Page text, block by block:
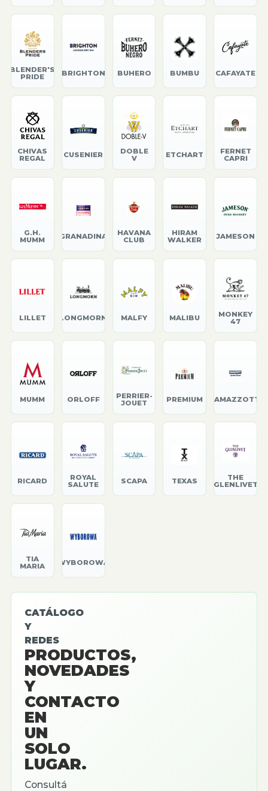
BLENDER'S
PRIDE
BRIGHTON BUHERO BUMBU CAFAYATE
CHIVAS
REGAL
CUSENIER
DOBLE
V
ETCHART
FERNET
CAPRI
G.H.
MUMM
GRANADINA
HAVANA
CLUB
HIRAM
WALKER
JAMESON
LILLET LONGMORN MALFY MALIBU
MONKEY
47
MUMM ORLOFF
PERRIER-
JOUET
PREMIUM RAMAZZOTTI
RICARD
ROYAL
SALUTE
SCAPA TEXAS
THE
GLENLIVET
TIA
MARIA
WYBOROWA
CATÁLOGO
Y
REDES
PRODUCTOS,
NOVEDADES
Y
CONTACTO
EN
UN
SOLO
LUGAR.
Consultá